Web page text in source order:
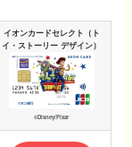
イオンカードセレクト（ト
イ・ストーリー デザイン）
©Disney/Pixar